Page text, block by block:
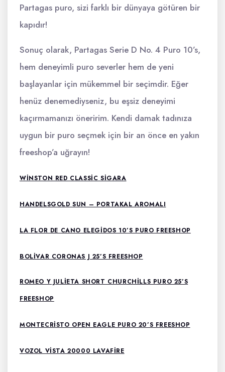
Partagas puro, sizi farklı bir dünyaya götüren bir
kapıdır!
Sonuç olarak, Partagas Serie D No. 4 Puro 10’s,
hem deneyimli puro severler hem de yeni
başlayanlar için mükemmel bir seçimdir. Eğer
henüz denemediyseniz, bu eşsiz deneyimi
kaçırmamanızı öneririm. Kendi damak tadınıza
uygun bir puro seçmek için bir an önce en yakın
freeshop’a uğrayın!
WINSTON RED CLASSIC SIGARA
HANDELSGOLD SUN – PORTAKAL AROMALI
LA FLOR DE CANO ELEGIDOS 10’S PURO FREESHOP
BOLIVAR CORONAS J 25’S FREESHOP
ROMEO Y JULIETA SHORT CHURCHILLS PURO 25’S
FREESHOP
MONTECRISTO OPEN EAGLE PURO 20’S FREESHOP
VOZOL VISTA 20000 LAVAFIRE